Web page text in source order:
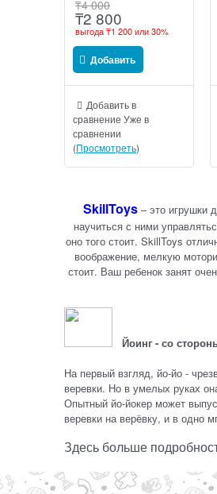
₸4 000
₸2 800
выгода₸1 200или30%
Добавить
Добавить в
сравнение Уже в
сравнении
(Просмотреть)
SkillToys – это игрушки
научиться с ними
оно того стоит. SkillToys
воображение, мелкую
стоит. Ваш ребенок занят
Йоинг - со
На первый взгляд, йо-йо -
веревки. Но в умелых руках
Опытный йо-йокер может
веревки на верёвку, и в одно
Здесь больше